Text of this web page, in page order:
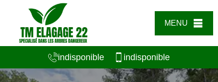
MENU
indisponible indisponible